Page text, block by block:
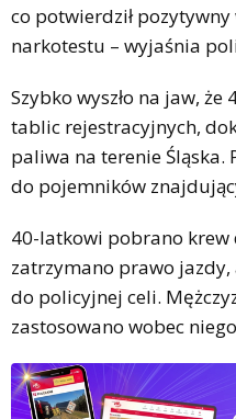
co potwierdził
narkotestu – wyjaśnia
Szybko wyszło na jaw,
tablic rejestracyjnych,
paliwa na terenie Śląska.
do pojemników
40-latkowi pobrano krew
zatrzymano prawo jazdy,
do policyjnej celi.
zastosowano wobec